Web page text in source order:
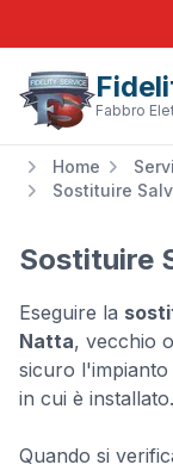
Fabbro
Home
Sostituire
Sostituire
Eseguire la
Natta, vecchio
sicuro
in cui è installato.
Quando si